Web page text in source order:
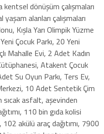
dönüşüm çalışmaları
alanları çalışmaları
Kışla Yarı Olimpik Yüzme
Çocuk Parkı, 20 Yeni
Mahalle Evi, 2 Adet Kadın
Atakent Çocuk
Su Oyun Parkı, Ters Ev,
10 Adet Sentetik Çim
asfalt, aşevinden
110 bin gıda kolisi
akülü araç dağıtımı, 7900